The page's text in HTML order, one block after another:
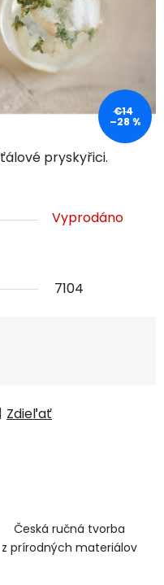
pryskyřici.
Vyprodáno
7104
Zdieľať
€14
–28 %
Česká ručná tvorba
z prírodných materiálov